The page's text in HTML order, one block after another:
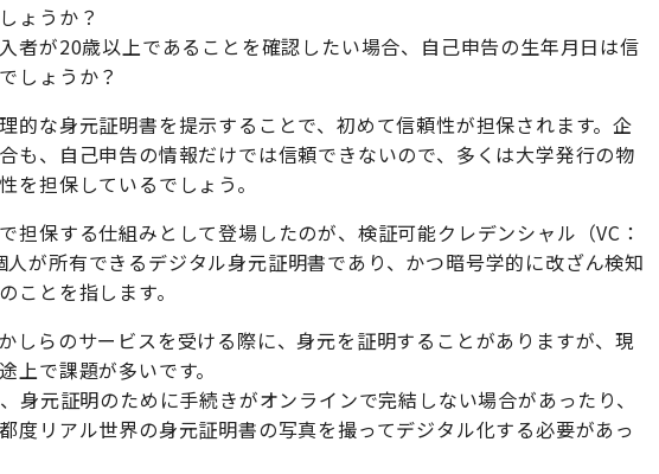
ょうか？
者が20歳以上であることを確認したい場合、自己申告の生年月日は信
しょうか？
的な身元証明書を提示することで、初めて信頼性が担保されます。企
も、自己申告の情報だけでは信頼できないので、多くは大学発行の物
を担保しているでしょう。
担保する仕組みとして登場したのが、検証可能クレデンシャル（VC：
人が所有できるデジタル身元証明書であり、かつ暗号学的に改ざん検知
ことを指します。
しらのサービスを受ける際に、身元を証明することがありますが、現
で課題が多いです。
身元証明のために手続きがオンラインで完結しない場合があったり、
度リアル世界の身元証明書の写真を撮ってデジタル化する必要があっ